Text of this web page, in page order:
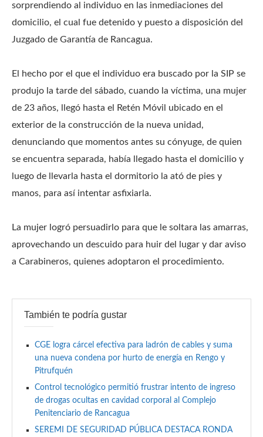
sorprendiendo al individuo en las inmediaciones del
domicilio, el cual fue detenido y puesto a disposición del
Juzgado de Garantía de Rancagua.
El hecho por el que el individuo era buscado por la SIP se
produjo la tarde del sábado, cuando la víctima, una mujer
de 23 años, llegó hasta el Retén Móvil ubicado en el
exterior de la construcción de la nueva unidad,
denunciando que momentos antes su cónyuge, de quien
se encuentra separada, había llegado hasta el domicilio y
luego de llevarla hasta el dormitorio la ató de pies y
manos, para así intentar asfixiarla.
La mujer logró persuadirlo para que le soltara las amarras,
aprovechando un descuido para huir del lugar y dar aviso
a Carabineros, quienes adoptaron el procedimiento.
También te podría gustar
CGE logra cárcel efectiva para ladrón de cables y suma
una nueva condena por hurto de energía en Rengo y
Pitrufquén
Control tecnológico permitió frustrar intento de ingreso
de drogas ocultas en cavidad corporal al Complejo
Penitenciario de Rancagua
SEREMI DE SEGURIDAD PÚBLICA DESTACA RONDA